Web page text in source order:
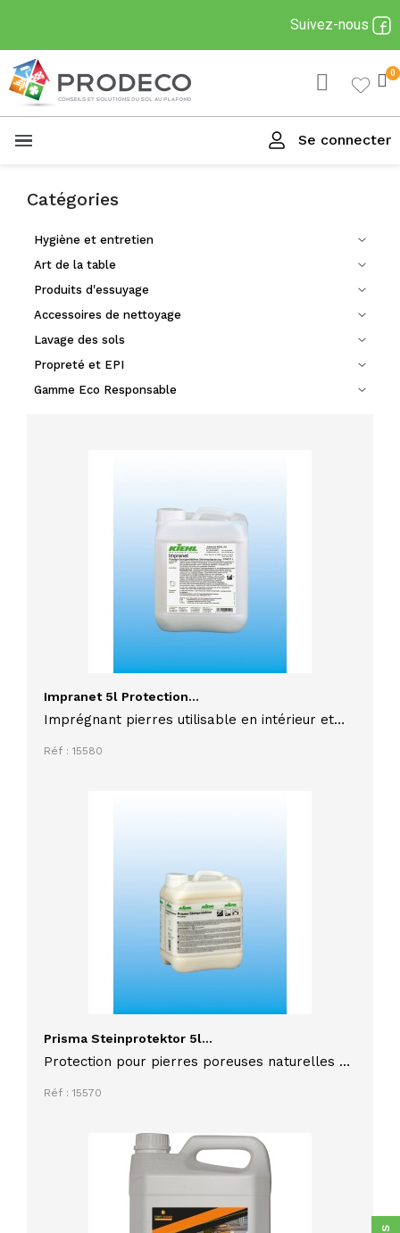
Suivez-nous
Se connecter
Catégories
Hygiène et entretien
Art de la table
Produits d'essuyage
Accessoires de nettoyage
Lavage des sols
Propreté et EPI
Gamme Eco Responsable
Impranet 5l Protection...
Imprégnant pierres utilisable en intérieur et
oléophobe
Réf : 15580
Prisma Steinprotektor 5l...
Protection pour pierres poreuses naturelles ou
STEINPROTEKTOR 5 litres
Réf : 15570